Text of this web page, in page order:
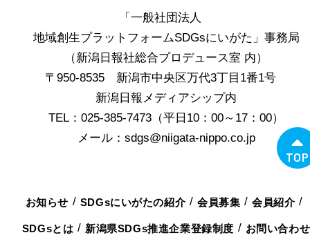
TOP
「一般社団法人
地域創生プラットフォームSDGsにいがた」事務局
（新潟日報社総合プロデュース室 内）
〒950-8535 新潟市中央区万代3丁目1番1号
新潟日報メディアシップ内
TEL：025-385-7473（平日10：00～17：00）
メール：sdgs@niigata-nippo.co.jp
お知らせ SDGsにいがたの紹介 会員募集 会員紹介
SDGsとは 新潟県SDGs推進企業登録制度 お問い合わせ